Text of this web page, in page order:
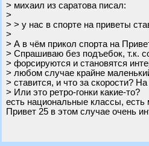
> михаил из саратова писал:
>
> > у нас в спорте на приветы
>
> А в чём прикол спорта на
> Спрашиваю без пoдъeбoк, т.к.
> форсируются и становятся
> любом случае крайне
> ставится, и что за скорости?
> Или это ретро-гонки какие-то?
есть национальные классы,
Привет 25 в этом случае очень